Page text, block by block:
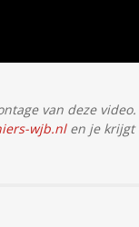
van deze
wjb.nlen je krijgt